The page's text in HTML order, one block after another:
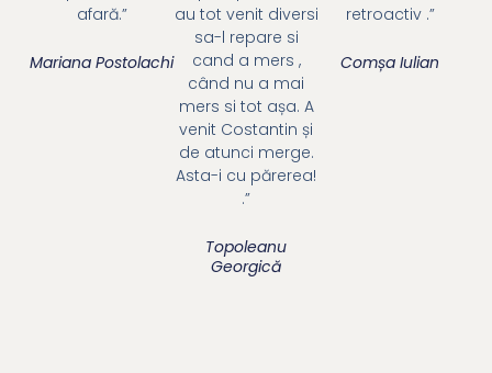
afară.”
Mariana Postolachi
au tot venit diversi
sa-l repare si
cand a mers ,
când nu a mai
mers si tot așa. A
venit Costantin și
de atunci merge.
Asta-i cu părerea!
.”
Topoleanu
Georgică
retroactiv .”
Comșa Iulian